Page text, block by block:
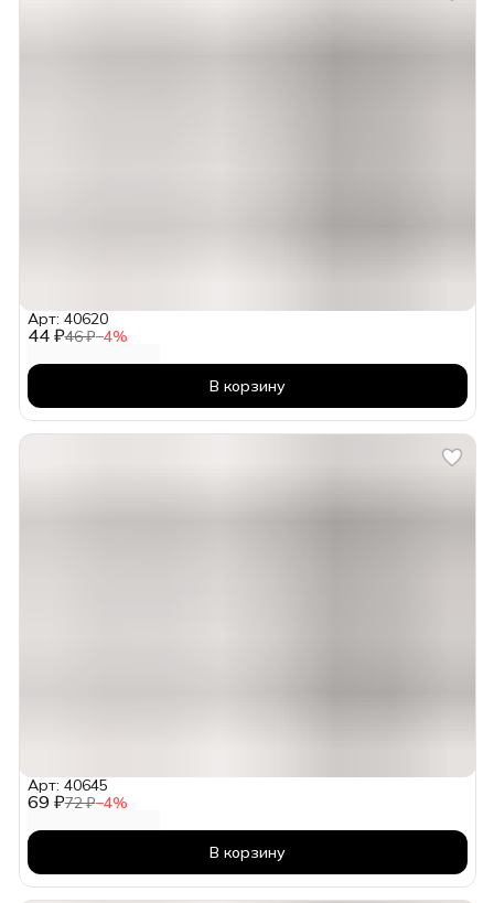
44 ₽46 ₽−4%
Арт: 40620
В корзину
69 ₽72 ₽−4%
Арт: 40645
В корзину